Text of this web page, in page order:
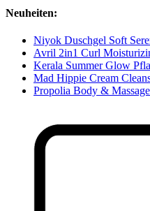
Neuheiten:
Niyok Duschgel Soft
Avril 2in1 Curl
Kerala Summer Glow
Mad Hippie Cream
Propolia Body &